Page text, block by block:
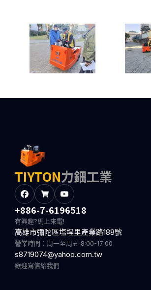
TIYTON力鈿工業
+886-7-6196518
有興趣?馬上來電!
高雄市彌陀區塩埕里產業路188號
營業時間：周一至周五 8:00-17:00
s8719074@yahoo.com.tw
歡迎寫信給我們